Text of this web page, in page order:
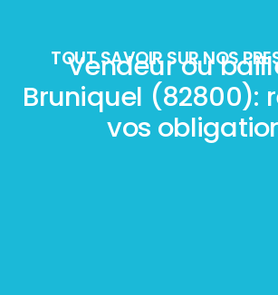
TOUT SAVOIR SUR NOS
Vendeur ou
Bruniquel (82800):
vos